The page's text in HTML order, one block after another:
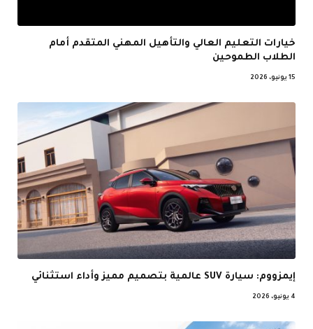
خيارات التعليم العالي والتأهيل المهني المتقدم أمام
الطلاب الطموحين
15 يونيو، 2026
إيمزووم: سيارة SUV عالمية بتصميم مميز وأداء استثنائي
4 يونيو، 2026